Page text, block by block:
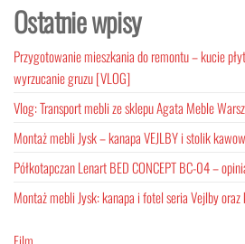
Ostatnie wpisy
Przygotowanie mieszkania do remontu – kucie
wyrzucanie gruzu [VLOG]
Vlog: Transport mebli ze sklepu Agata Meble
Montaż mebli Jysk – kanapa VEJLBY i stolik
Półkotapczan Lenart BED CONCEPT BC-04 –
Montaż mebli Jysk: kanapa i fotel seria Vejlby